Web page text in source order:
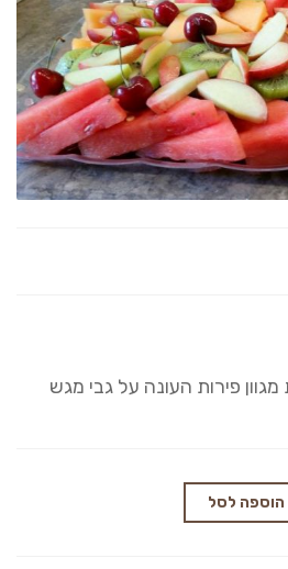
פירות העונה על גבי מגש
הוספה לסל